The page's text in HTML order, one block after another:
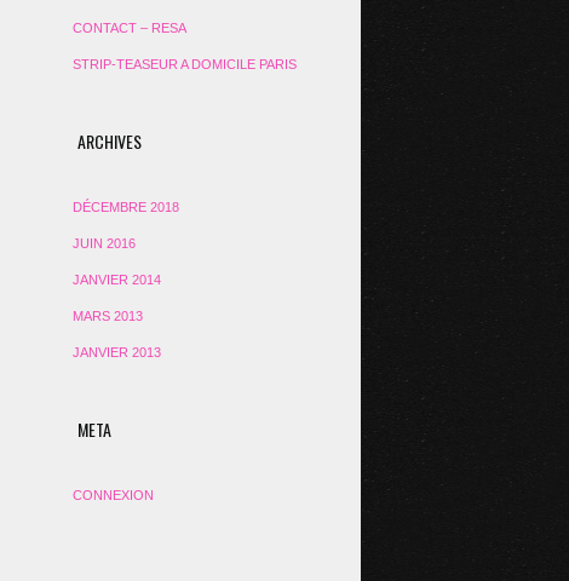
CONTACT – RESA
STRIP-TEASEUR A DOMICILE PARIS
ARCHIVES
DÉCEMBRE 2018
JUIN 2016
JANVIER 2014
MARS 2013
JANVIER 2013
META
CONNEXION